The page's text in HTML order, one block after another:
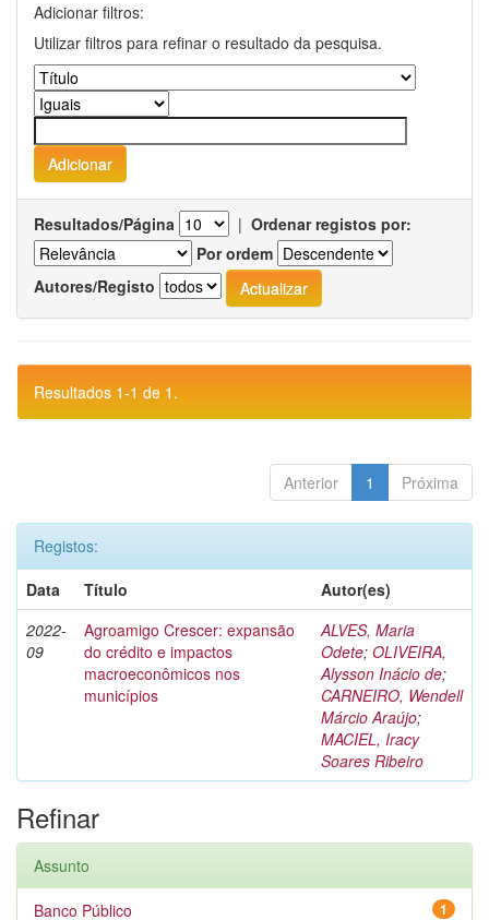
Adicionar filtros:
Utilizar filtros para refinar o resultado da pesquisa.
Resultados/Página | Ordenar registos por:
Por ordem
Autores/Registo
Resultados 1-1 de 1.
Anterior 1 Próxima
Registos:
Data
Título
Autor(es)
2022-
09
Agroamigo Crescer: expansão
do crédito e impactos
macroeconômicos nos
municípios
ALVES, Maria
Odete; OLIVEIRA,
Alysson Inácio de;
CARNEIRO, Wendell
Márcio Araújo;
MACIEL, Iracy
Soares Ribeiro
Refinar
Assunto
1
Banco Público